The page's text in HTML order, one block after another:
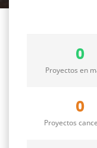
0
Proyectos en
0
Proyectos